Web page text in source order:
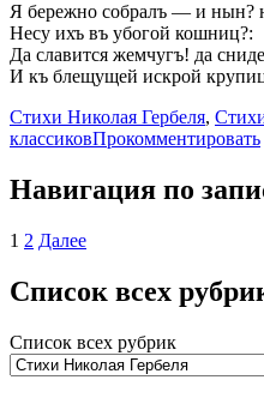
Я бережно собралъ — и нын?
Несу ихъ въ убогой кошниц?:
Да славится жемчугъ! да
И къ блещущей искрой
Стихи Николая Гербеля,
классиковПрокомментировать
Навигация по
1 2 Далее
Список всех
Список всех рубрик